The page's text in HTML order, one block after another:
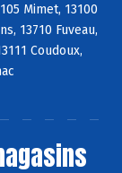
Mimet, 13100
13710 Fuveau,
Coudoux,